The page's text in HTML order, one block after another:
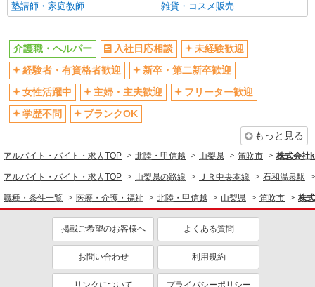
塾講師・家庭教師
雑貨・コスメ販売
介護職・ヘルパー 入社日応相談
未経験歓迎
経験者・有資格者歓迎
新卒・第二新卒歓迎
女性活躍中
主婦・主夫歓迎
フリーター歓迎
学歴不問
ブランクOK
もっと見る
アルバイト・バイト・求人TOP 北陸・甲信越 山梨県 笛吹市 株式会社
アルバイト・バイト・求人TOP 山梨県の路線 ＪＲ中央本線 石和温泉駅
職種・条件一覧 医療・介護・福祉 北陸・甲信越 山梨県 笛吹市 株
掲載ご希望のお客様へ よくある質問
お問い合わせ 利用規約
リンクについて プライバシーポリシー